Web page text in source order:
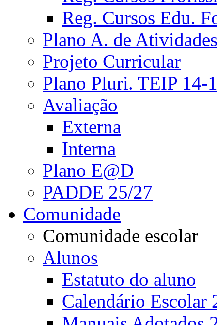
Reg. Cursos Edu.
Plano A. de Atividades
Projeto Curricular
Plano Pluri. TEIP 14-
Avaliação
Externa
Interna
Plano E@D
PADDE 25/27
Comunidade
Comunidade escolar
Alunos
Estatuto do aluno
Calendário Escolar